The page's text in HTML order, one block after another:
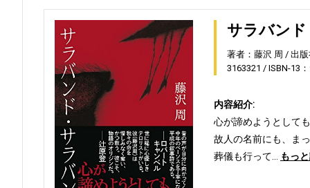
サラバン
著者：藤沢 周
出
3163321
ISBN-13
内容紹介:
心が諦めようとして
故人の名前にも、ま
葬儀も行って…
もっ